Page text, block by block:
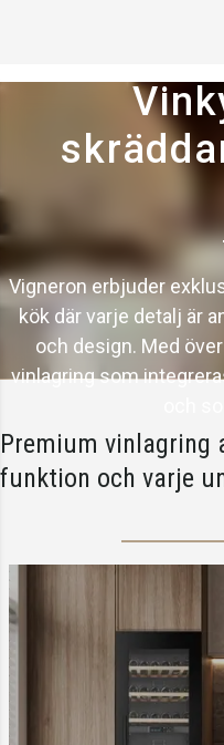
Vigneron erbjuder
kök där varje detalj är
och design. Med
vinlagring som
Premium vinlagring
funktion och varje